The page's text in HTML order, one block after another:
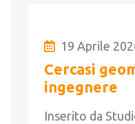
19 Aprile
Cercasi
ingegnere
Inserito da